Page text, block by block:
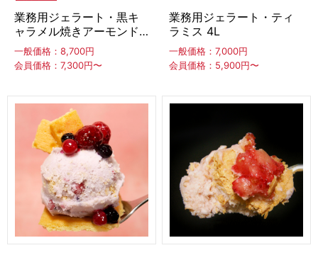
ソフトサーブミックス
冷凍ソフトミックス
ソフトミックス
ソフグルトミックス
シェークミックス
アイスクリームコーン・ソフトクリームコーン
コーン デコレーション スリーブ紙トレー
ひとくちアイス
アイスケーキ
会社概要
特定商取引に関する法律に基づく表記
プライバシーポリシー
利用規約
業務用ジェラート・黒キ
ャラメル焼きアーモンド
4L
一般価格：8,700円
会員価格：7,300円〜
業務用ジェラート・ティ
ラミス 4L
一般価格：7,000円
会員価格：5,900円〜